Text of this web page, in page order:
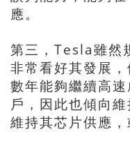
應。
第三，Tesla雖然
非常看好其發展
數年能夠繼續高
戶，因此也傾向
維持其芯片供應，